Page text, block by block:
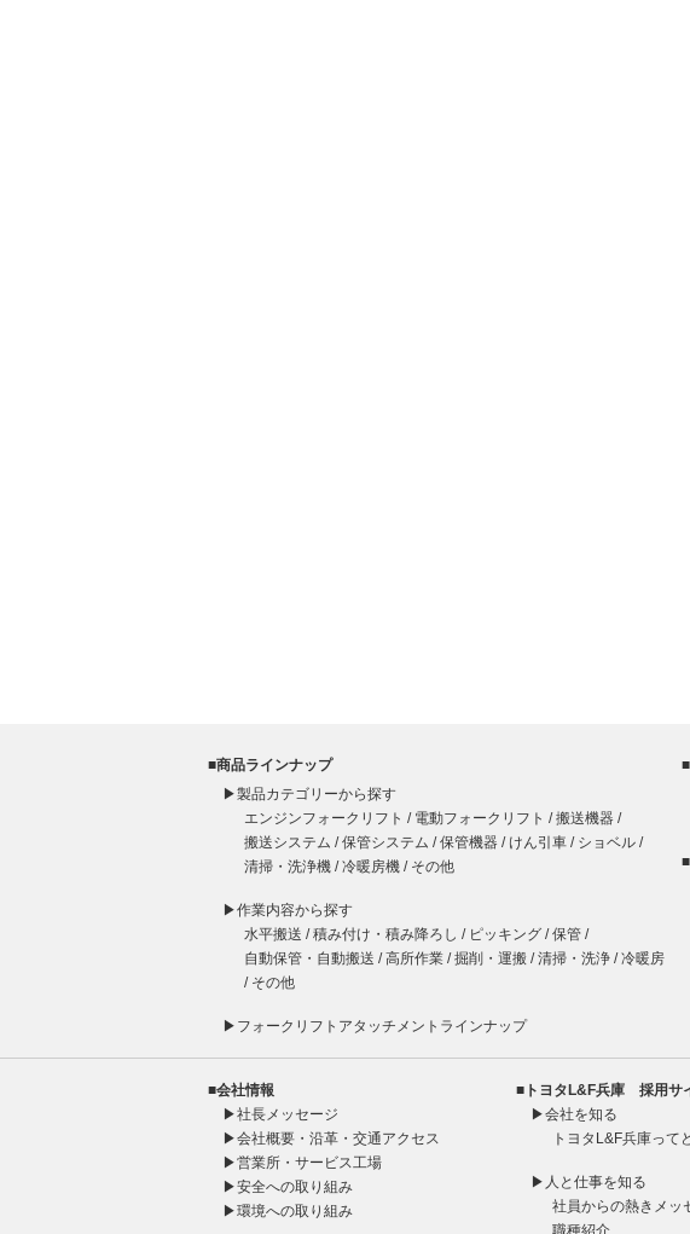
■商品ラインナップ
▶製品カテゴリーから探す
エンジンフォークリフト / 電動フォークリフト /搬送機器 /
搬送システム /保管システム /保管機器 / けん引車 / ショベル /
清掃・洗浄機 /冷暖房機 / その他
▶作業内容から探す
水平搬送 /積み付け・積み降ろし / ピッキング /保管 /
自動保管・自動搬送 /高所作業 /掘削・運搬 /清掃・洗浄 /冷暖房
/ その他
▶ フォークリフト アタッチメント ラインナップ
■会社情報
▶社長メッセージ
▶会社概要・沿革・交通アクセス
▶営業所・サービス工場
▶安全への取り組み
▶環境への取り組み
■トヨタL&F兵庫 採用サ
▶会社を知る
トヨタL&F兵庫って
▶人と仕事を知る
社員からの熱きメッ
職種紹介